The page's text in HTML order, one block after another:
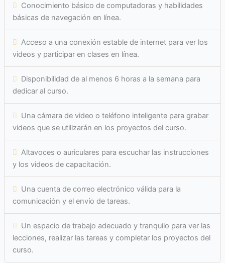
Conocimiento básico de computadoras y habilidades
básicas de navegación en línea.
Acceso a una conexión estable de internet para ver los
videos y participar en clases en línea.
Disponibilidad de al menos 6 horas a la semana para
dedicar al curso.
Una cámara de video o teléfono inteligente para grabar
videos que se utilizarán en los proyectos del curso.
Altavoces o auriculares para escuchar las instrucciones
y los videos de capacitación.
Una cuenta de correo electrónico válida para la
comunicación y el envío de tareas.
Un espacio de trabajo adecuado y tranquilo para ver las
lecciones, realizar las tareas y completar los proyectos del
curso.